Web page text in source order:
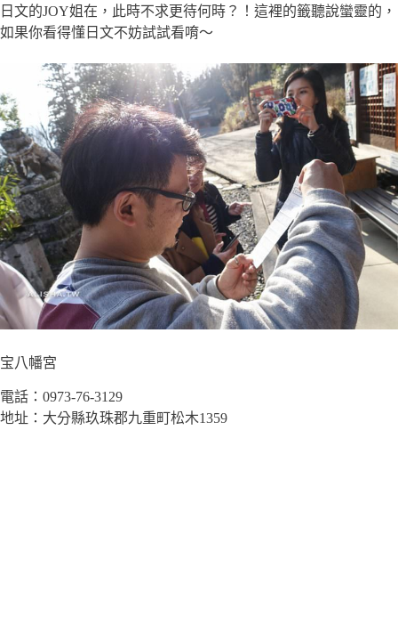
日文的JOY姐在，此時不求更待何時？！這裡的籤聽說蠻靈的，
如果你看得懂日文不妨試試看唷～
宝八幡宮
電話：0973-76-3129
地址：大分縣玖珠郡九重町松木1359